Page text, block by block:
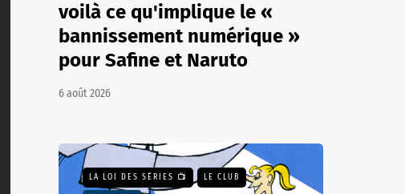
voilà ce qu'implique le «
bannissement numérique »
pour Safine et Naruto
6 août 2026
LA LOI DES SÉRIES 📺 LE CLUB